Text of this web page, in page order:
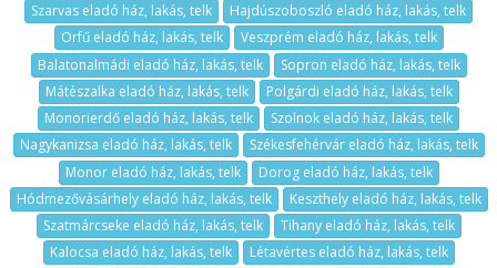
Szarvas eladó ház, lakás, telk
Hajdúszoboszló eladó ház, lakás, telk
Orfű eladó ház, lakás, telk
Veszprém eladó ház, lakás, telk
Balatonalmádi eladó ház, lakás, telk
Sopron eladó ház, lakás, telk
Mátészalka eladó ház, lakás, telk
Polgárdi eladó ház, lakás, telk
Monorierdő eladó ház, lakás, telk
Szolnok eladó ház, lakás, telk
Nagykanizsa eladó ház, lakás, telk
Székesfehérvár eladó ház, lakás, telk
Monor eladó ház, lakás, telk
Dorog eladó ház, lakás, telk
Hódmezővásárhely eladó ház, lakás, telk
Keszthely eladó ház, lakás, telk
Szatmárcseke eladó ház, lakás, telk
Tihany eladó ház, lakás, telk
Kalocsa eladó ház, lakás, telk
Létavértes eladó ház, lakás, telk